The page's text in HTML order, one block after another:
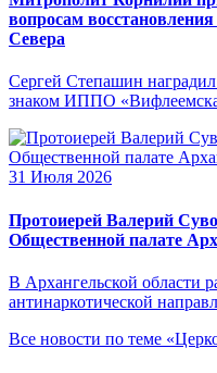
вопросам
Севера
Сергей Степашин
знаком ИППО
31 Июля 2026
Протоиерей Валерий
Общественной палате
В Архангельской области
антинаркотической
Все новости по теме